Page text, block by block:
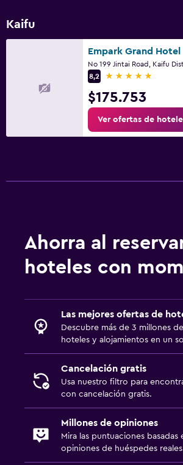
Kaifu
Empark Grand Hotel
8,2
5 estrellas
$175.753
Ver ofertas de
Ahorra al
hoteles con
Las mejores ofertas de
Descubre más de 3 millones
hoteles y alojamientos en un
Cancelación gratis
Usa nuestro filtro para
con cancelación gratis.
Millones de opiniones
Mira las puntuaciones basadas
opiniones de huéspedes